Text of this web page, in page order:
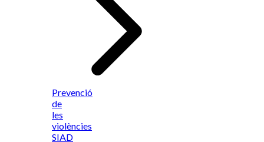
Prevenció
de
les
violències
SIAD